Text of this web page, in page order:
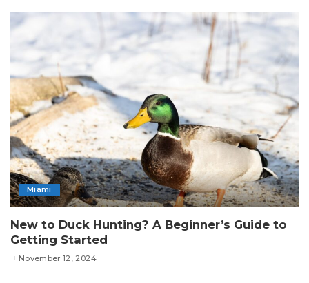
Miami
New to Duck Hunting? A Beginner’s Guide to
Getting Started
November 12, 2024